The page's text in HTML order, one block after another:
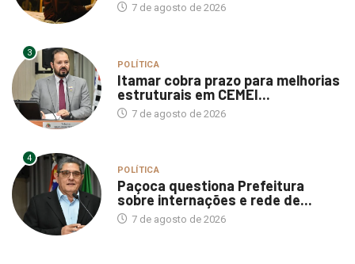
7 de agosto de 2026
3
POLÍTICA
Itamar cobra prazo para melhorias
estruturais em CEMEI...
7 de agosto de 2026
4
POLÍTICA
Paçoca questiona Prefeitura
sobre internações e rede de...
7 de agosto de 2026